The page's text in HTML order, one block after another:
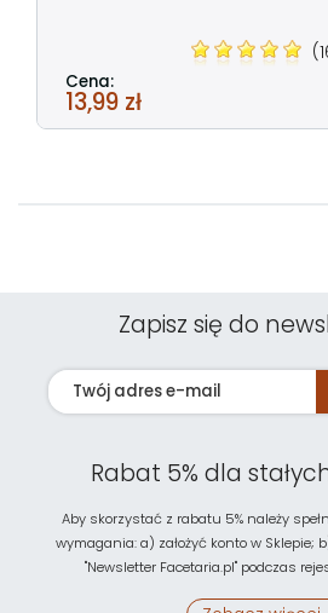
Cena:
13,99 zł
Zapisz się do
Rabat 5% dla
Aby skorzystać z rabatu 5% należy
wymagania: a) założyć konto w Sklepie;
"Newsletter Facetaria.pl" podczas